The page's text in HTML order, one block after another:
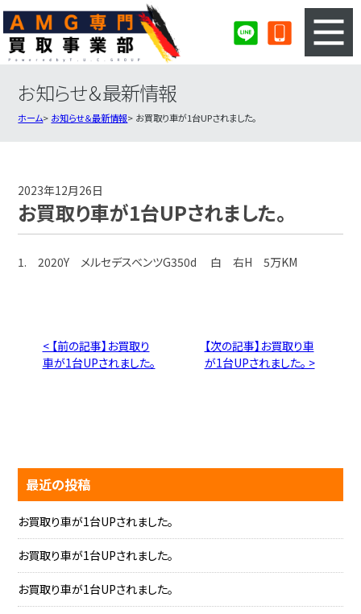
3ステップのカンタン査定
AMG買取実績
お知らせ＆最新情報
ホーム お知らせ＆最新情報 お買取り車が1台UPされました。
2023年12月26日
お買取り車が1台UPされました。
1. 2020Y メルセデスベンツG350d 白 右H 5万KM
< 【前の記事】お買取り
車が1台UPされました。
【次の記事】お買取り車
が1台UPされました。 >
最近の投稿
お買取り車が1台UPされました。
お買取り車が1台UPされました。
お買取り車が1台UPされました。